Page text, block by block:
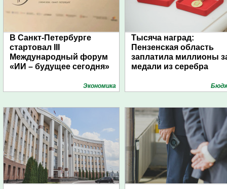
В Санкт-Петербурге
стартовал III
Международный форум
«ИИ – будущее сегодня»
Экономика
Тысяча наград:
Пензенская область
заплатила миллионы
медали из серебра